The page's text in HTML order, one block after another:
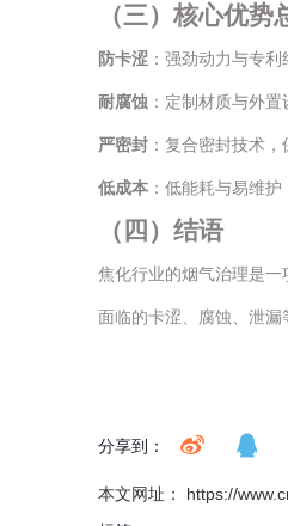
（三） 核心优势
防卡涩 ：强劲动力与专
耐腐蚀 ：定制材质与外
严密封 ：复合密封技术，
低成本 ：低能耗与易维
（ 四 ） 结语
焦化行业的烟气治理是
面临的卡涩、腐蚀、泄漏
分享到：
本文网址： https://